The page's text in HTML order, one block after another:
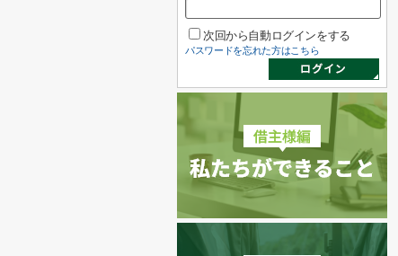
次回から自動ログインをする
パスワードを忘れた方はこちら